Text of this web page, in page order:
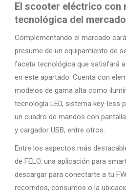
El scooter eléctrico con
tecnológica del
Complementando el marcado
presume de un equipamiento de
faceta tecnológica que satisfará
en este apartado. Cuenta con
modelos de gama alta como
tecnología LED, sistema key-less
un cuadro de mandos con
y cargador USB, entre otros.
Entre los aspectos más
de FELO, una aplicación para
descargar para conectarte a tu
recorridos, consumos o la